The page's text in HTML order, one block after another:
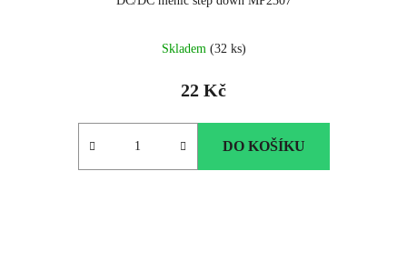
Skladem (32 ks)
22 Kč
DO KOŠÍKU